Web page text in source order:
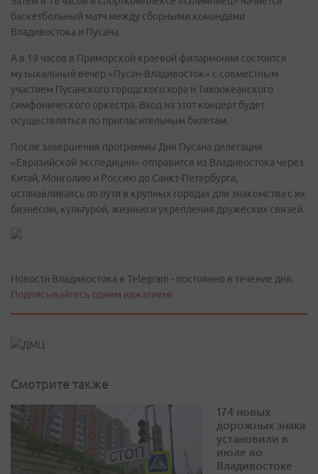
баскетбольный матч между сборными командами
Владивостока и Пусана.
А в 19 часов в Приморской краевой филармонии состоится
музыкальный вечер «Пусан-Владивосток» с совместным
участием Пусанского городского хора и Тихоокеанского
симфонического оркестра. Вход на этот концерт будет
осуществляться по пригласительным билетам.
После завершения программы Дня Пусана делегация
«Евразийской экспедиции» отправится из Владивостока через
Китай, Монголию и Россию до Санкт-Петербурга,
останавливаясь по пути в крупных городах для знакомства с их
бизнесом, культурой, жизнью и укрепления дружеских связей.
Новости Владивостока в Telegram - постоянно в течение дня.
Подписывайтесь одним нажатием!
Смотрите также
174 новых
дорожных знака
установили в
июле во
Владивостоке